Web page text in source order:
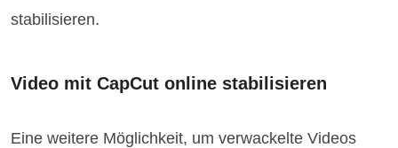
stabilisieren.
Video mit CapCut online stabilisieren
Eine weitere Möglichkeit, um verwackelte Videos